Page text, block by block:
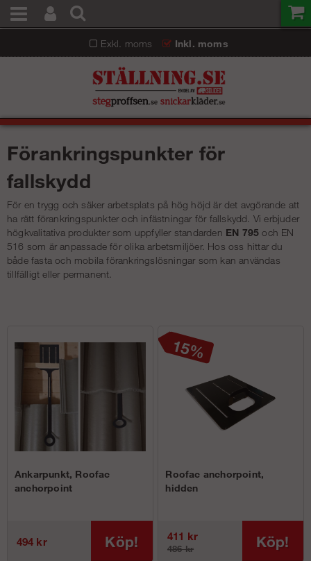
Exkl. moms Inkl. moms
Förankringspunkter för
fallskydd
För en trygg och säker arbetsplats på hög höjd är det avgörande att
ha rätt förankringspunkter och infästningar för fallskydd. Vi erbjuder
högkvalitativa produkter som uppfyller standarden EN 795 och EN
516 som är anpassade för olika arbetsmiljöer. Hos oss hittar du
både fasta och mobila förankringslösningar som kan användas
tillfälligt eller permanent.
Ankarpunkt, Roofac
anchorpoint
494 kr Köp!
Roofac anchorpoint,
hidden
411 kr
486 kr Köp!